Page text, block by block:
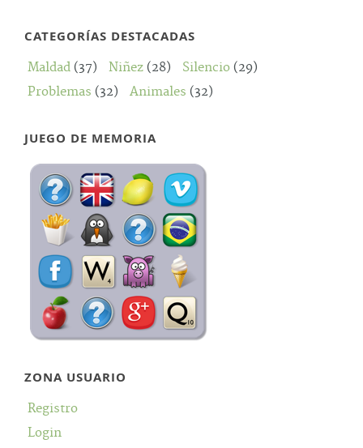
CATEGORÍAS DESTACADAS
Maldad (37) Niñez (28) Silencio (29)
Problemas (32) Animales (32)
JUEGO DE MEMORIA
ZONA USUARIO
Registro
Login